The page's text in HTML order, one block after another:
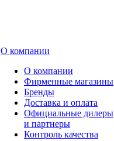
О компании
О компании
Фирменные магазины
Бренды
Доставка и оплата
Официальные дилеры
и партнеры
Контроль качества